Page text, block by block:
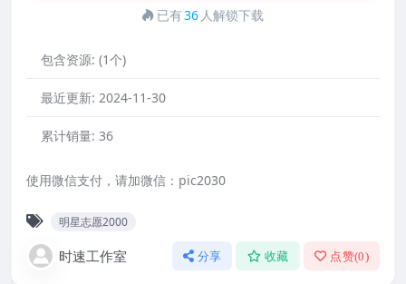
已有36 人解锁下载
包含资源: (1个)
最近更新: 2024-11-30
累计销量: 36
使用微信支付，请加微信：pic2030
明星志愿2000
时速工作室 分享 收藏 点赞(0)